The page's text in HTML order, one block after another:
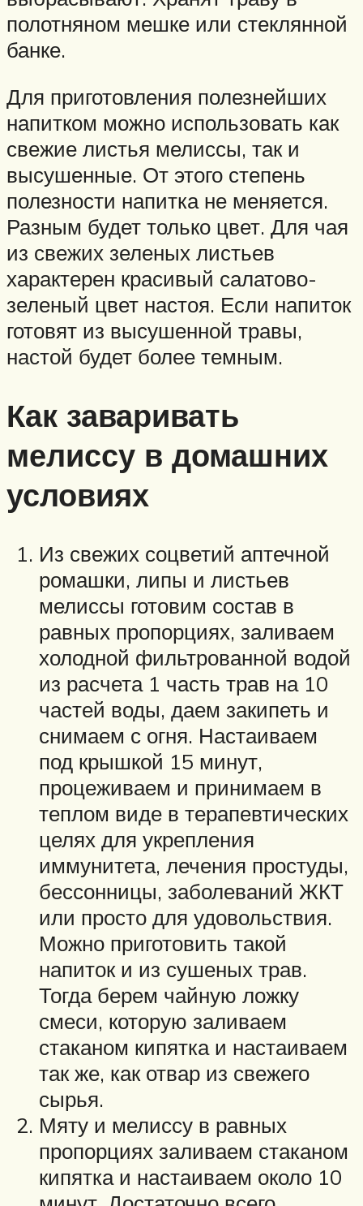
полотняном мешке или стеклянной
банке.
Для приготовления полезнейших
напитком можно использовать как
свежие листья мелиссы, так и
высушенные. От этого степень
полезности напитка не меняется.
Разным будет только цвет. Для чая
из свежих зеленых листьев
характерен красивый салатово-
зеленый цвет настоя. Если напиток
готовят из высушенной травы,
настой будет более темным.
Как заваривать
мелиссу в домашних
условиях
Из свежих соцветий аптечной
ромашки, липы и листьев
мелиссы готовим состав в
равных пропорциях, заливаем
холодной фильтрованной водой
из расчета 1 часть трав на 10
частей воды, даем закипеть и
снимаем с огня. Настаиваем
под крышкой 15 минут,
процеживаем и принимаем в
теплом виде в терапевтических
целях для укрепления
иммунитета, лечения простуды,
бессонницы, заболеваний ЖКТ
или просто для удовольствия.
Можно приготовить такой
напиток и из сушеных трав.
Тогда берем чайную ложку
смеси, которую заливаем
стаканом кипятка и настаиваем
так же, как отвар из свежего
сырья.
Мяту и мелиссу в равных
пропорциях заливаем стаканом
кипятка и настаиваем около 10